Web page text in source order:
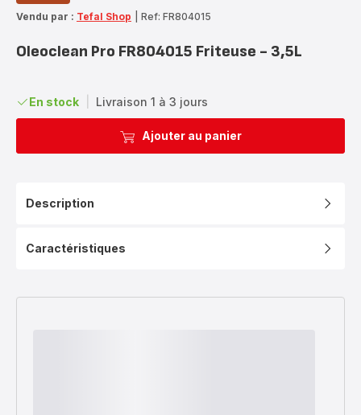
Vendu par : Tefal Shop Ref: FR804015
Oleoclean Pro FR804015 Friteuse - 3,5L
En stock Livraison 1 à 3 jours
Ajouter au panier
Description
Caractéristiques